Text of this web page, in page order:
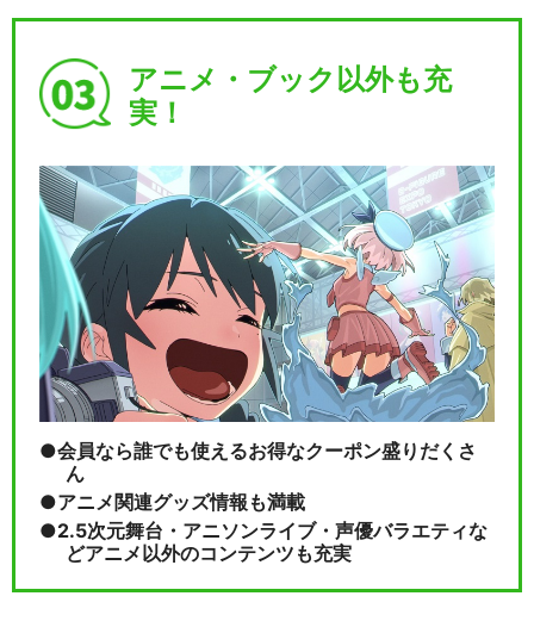
ワンピース 第590話
ワンピース パンクハザード編
ワンピース ドレスローザ編
閉じる
アニメ・ブック以外も充
実！
会員なら誰でも使えるお得なクーポン盛りだくさ
ん
アニメ関連グッズ情報も満載
2.5次元舞台・アニソンライブ・声優バラエティな
どアニメ以外のコンテンツも充実